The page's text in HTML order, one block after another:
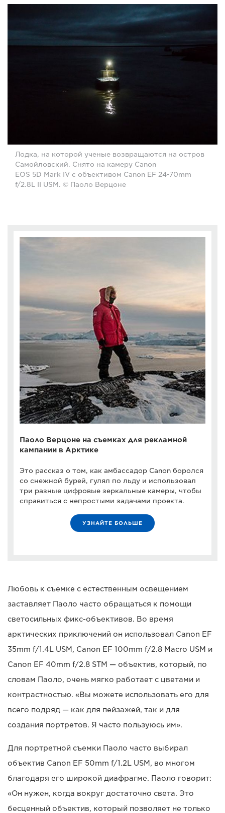
Лодка, на которой ученые возвращаются на остров
Самойловский. Снято на камеру Canon
EOS 5D Mark IV с объективом Canon EF 24-70mm
f/2.8L II USM. © Паоло Верцоне
Паоло Верцоне на съемках для рекламной
кампании в Арктике
Это рассказ о том, как амбассадор Canon боролся
со снежной бурей, гулял по льду и использовал
три разные цифровые зеркальные камеры, чтобы
справиться с непростыми задачами проекта.
УЗНАЙТЕ БОЛЬШЕ
Любовь к съемке с естественным освещением
заставляет Паоло часто обращаться к помощи
светосильных фикс-объективов. Во время
арктических приключений он использовал Canon EF
35mm f/1.4L USM, Canon EF 100mm f/2.8 Macro USM и
Canon EF 40mm f/2.8 STM — объектив, который, по
словам Паоло, очень мягко работает с цветами и
контрастностью. «Вы можете использовать его для
всего подряд — как для пейзажей, так и для
создания портретов. Я часто пользуюсь им».
Для портретной съемки Паоло часто выбирал
объектив Canon EF 50mm f/1.2L USM, во многом
благодаря его широкой диафрагме. Паоло говорит:
«Он нужен, когда вокруг достаточно света. Это
бесценный объектив, который позволяет не только